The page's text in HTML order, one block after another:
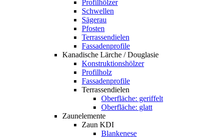
Profilhölzer
Schwellen
Sägerau
Pfosten
Terrassendielen
Fassadenprofile
Kanadische Lärche / Douglasie
Konstruktionshölzer
Profilholz
Fassadenprofile
Terrassendielen
Oberfläche: geriffelt
Oberfläche: glatt
Zaunelemente
Zaun KDI
Blankenese